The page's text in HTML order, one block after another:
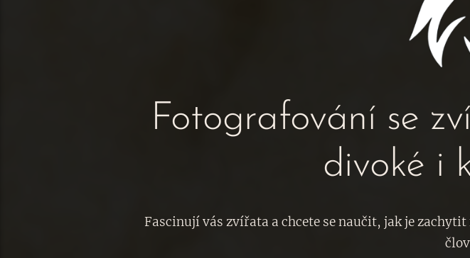
Fotografování se
divoké i
Fascinují vás zvířata a chcete se naučit, jak je